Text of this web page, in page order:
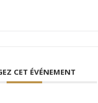
CET ÉVÉNEMENT